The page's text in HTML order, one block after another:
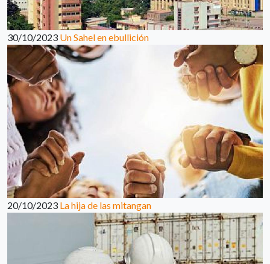
30/10/2023 Un Sahel en ebullición
20/10/2023 La hija de las mitangan